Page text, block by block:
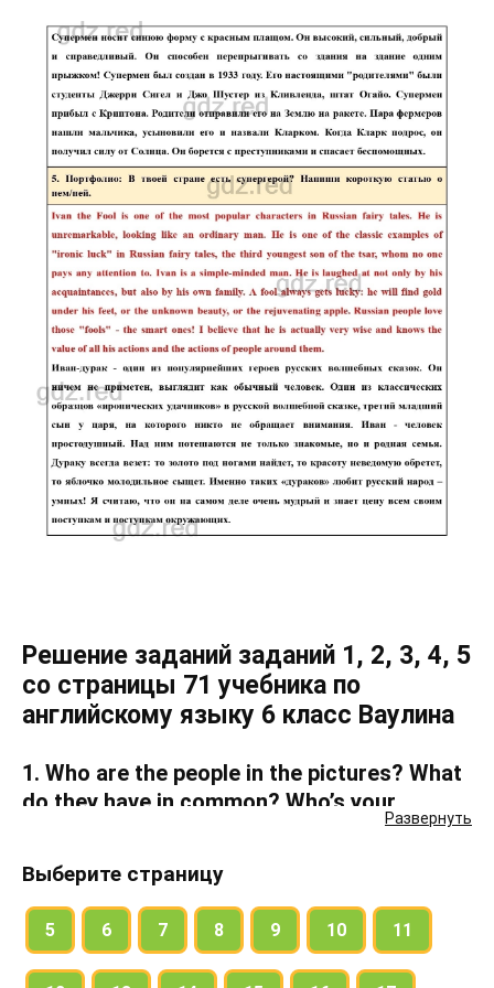
Развернуть
Решение заданий заданий 1, 2, 3, 4, 5
со страницы 71 учебника по
английскому языку 6 класс Ваулина
1. Who are the people in the pictures? What
do they have in common? Who’s your
2. Match the verbs to the nouns. What can
these people do?
Выберите страницу
5 6 7 8 9 10 11